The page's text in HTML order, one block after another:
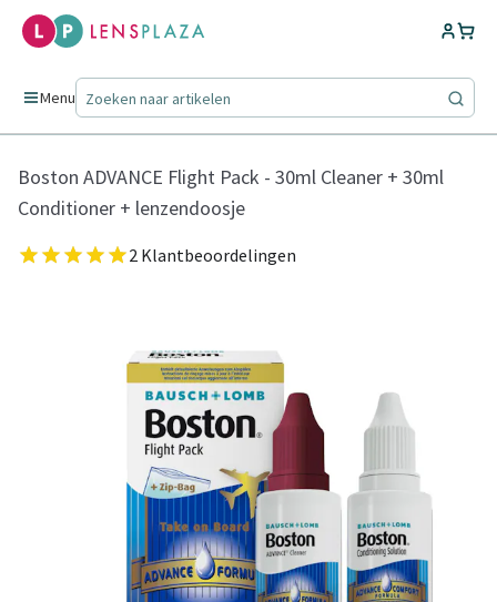
Menu
Boston ADVANCE Flight Pack - 30ml Cleaner + 30ml
Conditioner + lenzendoosje
2 Klantbeoordelingen